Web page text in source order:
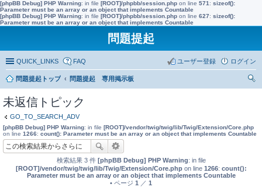
[phpBB Debug] PHP Warning: in file [ROOT]/phpbb/session.php on line 571 : sizeof():
Parameter must be an array or an object that implements Countable
[phpBB Debug] PHP Warning: in file [ROOT]/phpbb/session.php on line 627: sizeof():
Parameter must be an array or an object that implements Countable
問題提起
QUICK_LINKS FAQ ログイン
ユーザー登録
問題提起トップ
問題提起 専用掲示板
未返信トピック
GO_TO_SEARCH_ADV
[phpBB Debug] PHP Warning: in file [ROOT]/vendor/twig/twig/lib/Twig/Extension/Core.php
on line 1266: count(): Parameter must be an array or an object that implements Countable
検索結果 3 件 [phpBB Debug] PHP Warning: in file
[ROOT]/vendor/twig/twig/lib/Twig/Extension/Core.phpon line 1266: count():
Parameter must be an array or an object that implements Countable
• ページ 1 ／ 1